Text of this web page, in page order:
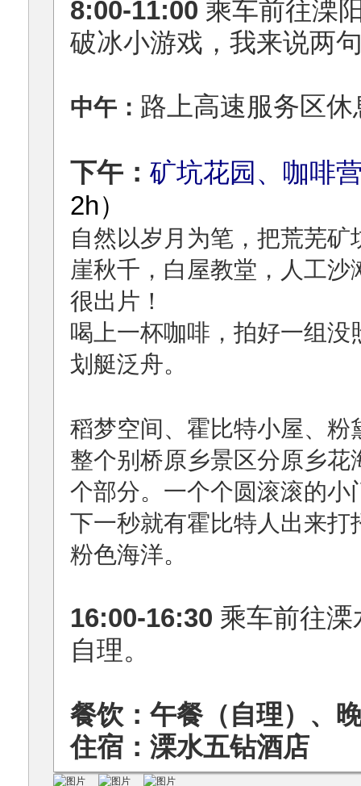
8:00-11:00 乘车前往溧
破冰小游戏，我来说两
中午： 路上高速服务区
下午： 矿坑花园、咖啡
2h）
自然以岁月为笔，把荒芜
崖秋千，白屋教堂，人工
很出片！
喝上一杯咖啡，拍好一组
划艇泛舟。
稻梦空间、霍比特小屋、
整个别桥原乡景区分原乡
个部分。一个个圆滚滚的
下一秒就有霍比特人出来
粉色海洋。
16:00-16:30 乘车前往
自理。
餐饮：午餐（自理）、
住宿：溧水五钻酒店